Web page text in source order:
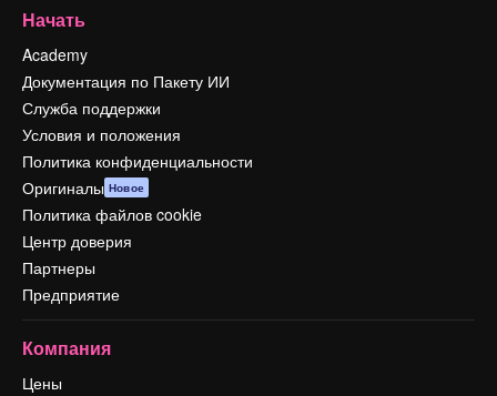
Начать
Academy
Документация по Пакету ИИ
Служба поддержки
Условия и положения
Политика конфиденциальности
Оригиналы Новое
Политика файлов cookie
Центр доверия
Партнеры
Предприятие
Компания
Цены